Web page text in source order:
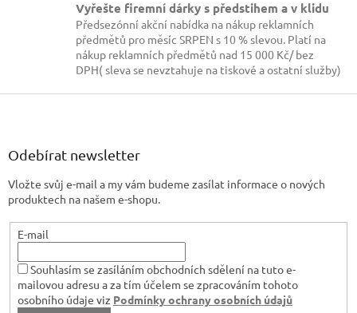
a
c
í
p
r
k
s
v
á
n
í
Vyřešte firemní dárky s předstihem a v klidu
Předsezónní akční nabídka na nákup reklamních
předmětů pro měsíc SRPEN s 10 % slevou. Platí na
nákup reklamních předmětů nad 15 000 Kč/ bez
DPH( sleva se nevztahuje na tiskové a ostatní služby)
Z
Odebírat newsletter
Vložte svůj e-mail a my vám budeme zasílat informace o nových
produktech na našem e-shopu.
E-mail
Souhlasím se zasíláním obchodních sdělení na tuto e-
mailovou adresu a za tím účelem se zpracováním tohoto
osobního údaje viz Podmínky ochrany osobních údajů